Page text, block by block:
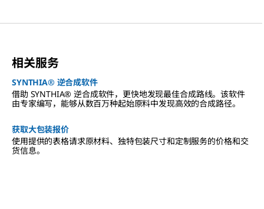
相关服务
SYNTHIA® 逆合成软件
借助 SYNTHIA® 逆合成软件，更快地发现最佳合成路线。该软件
由专家编写，能够从数百万种起始原料中发现高效的合成路径。
获取大包装报价
使用提供的表格请求原材料、独特包装尺寸和定制服务的价格和交
货信息。